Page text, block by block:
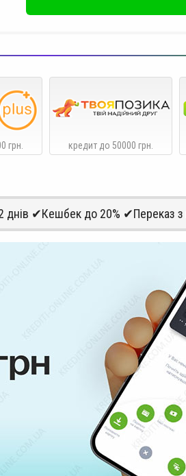
грн. кредит до 50000 грн.
✔Кешбек до 20% ✔Переказ з